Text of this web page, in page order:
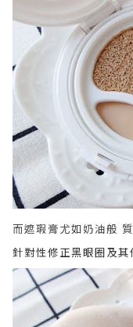
而遮瑕膏尤如奶油般
針對性修正黑眼圈及其